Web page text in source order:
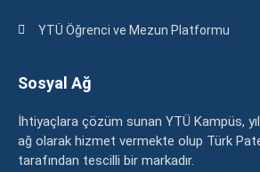
YTÜ Öğrenci ve Mezun Platformu
Sosyal Ağ
İhtiyaçlara çözüm sunan YTÜ Kampüs,
ağ olarak hizmet vermekte olup Türk
tarafından tescilli bir markadır.